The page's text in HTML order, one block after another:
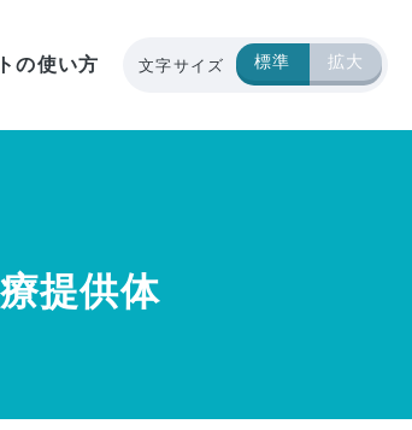
の使い方 文字サイズ 標準 拡大
提供体